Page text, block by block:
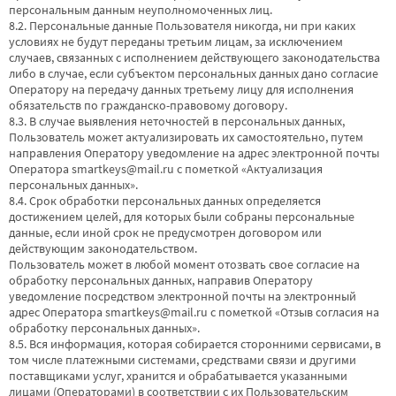
персональным данным неуполномоченных лиц.
8.2. Персональные данные Пользователя никогда, ни при каких
условиях не будут переданы третьим лицам, за исключением
случаев, связанных с исполнением действующего законодательства
либо в случае, если субъектом персональных данных дано согласие
Оператору на передачу данных третьему лицу для исполнения
обязательств по гражданско-правовому договору.
8.3. В случае выявления неточностей в персональных данных,
Пользователь может актуализировать их самостоятельно, путем
направления Оператору уведомление на адрес электронной почты
Оператора smartkeys@mail.ru с пометкой «Актуализация
персональных данных».
8.4. Срок обработки персональных данных определяется
достижением целей, для которых были собраны персональные
данные, если иной срок не предусмотрен договором или
действующим законодательством.
Пользователь может в любой момент отозвать свое согласие на
обработку персональных данных, направив Оператору
уведомление посредством электронной почты на электронный
адрес Оператора smartkeys@mail.ru с пометкой «Отзыв согласия на
обработку персональных данных».
8.5. Вся информация, которая собирается сторонними сервисами, в
том числе платежными системами, средствами связи и другими
поставщиками услуг, хранится и обрабатывается указанными
лицами (Операторами) в соответствии с их Пользовательским